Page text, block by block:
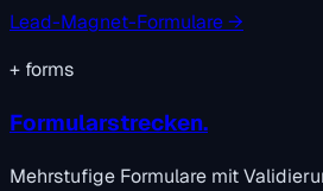
Lead-Magnet-Formulare →
+ forms
Formularstrecken.
Mehrstufige Formulare mit